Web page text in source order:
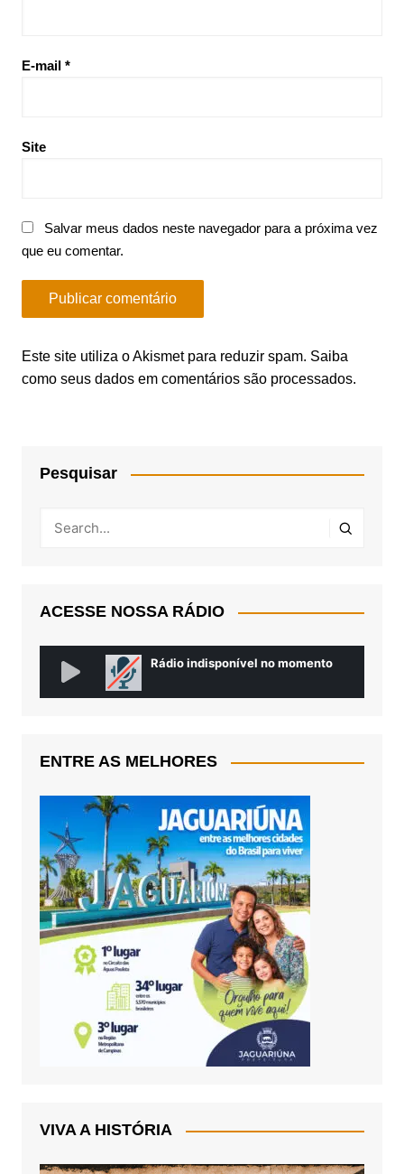
E-mail *
Site
Salvar meus dados neste navegador para a próxima vez
que eu comentar.
Este site utiliza o Akismet para reduzir spam. Saiba
como seus dados em comentários são processados.
Pesquisar
ACESSE NOSSA RÁDIO
ENTRE AS MELHORES
VIVA A HISTÓRIA